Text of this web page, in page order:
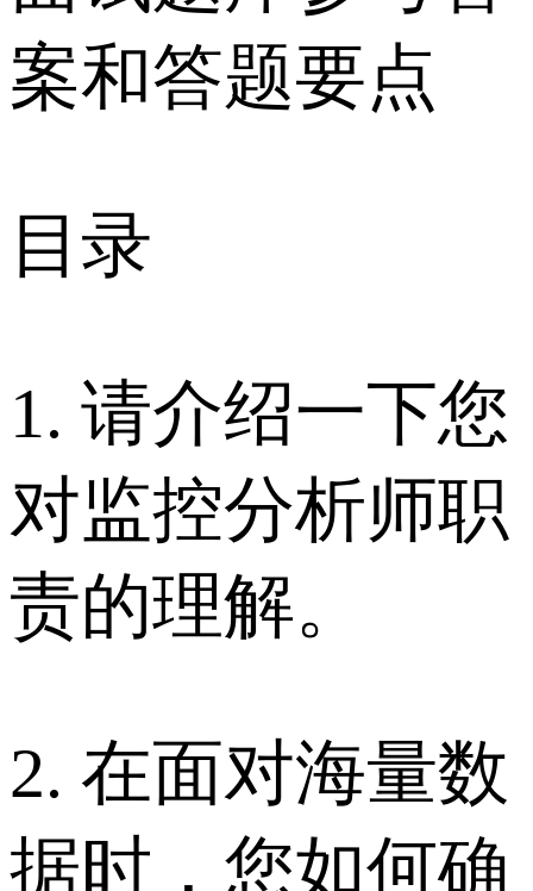
案和答题要点
目录
1. 请介绍一下您
对监控分析师职
责的理解。
2. 在面对海量数
据时，您如何确